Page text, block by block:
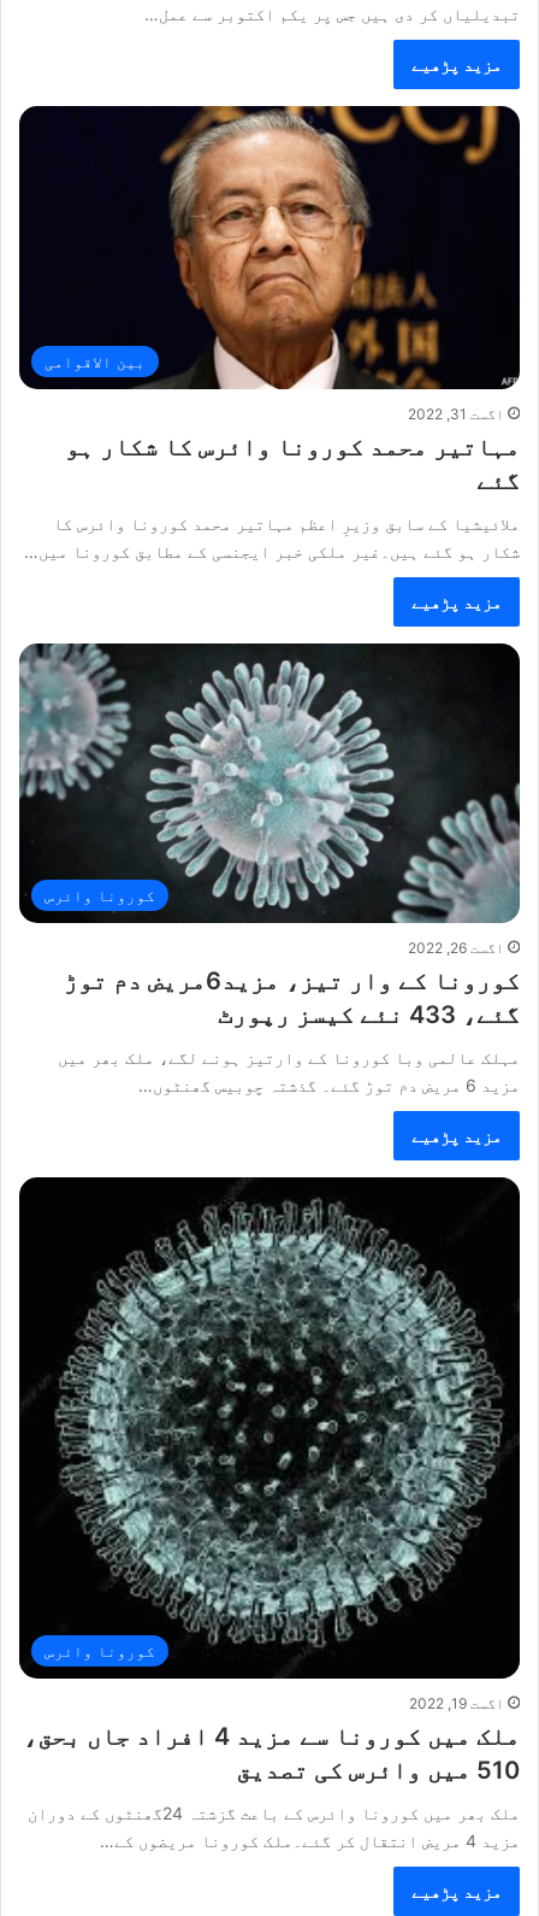
تبدیلیاں کر دی ہیں جس پر یکم اکتوبر سے عمل…
مزید پڑھیے
بین الاقوامی
اگست 31, 2022
مہاتیر محمد کورونا وائرس کا شکار ہو
گئے
ملائیشیا کے سابق وزیرِ اعظم مہاتیر محمد کورونا وائرس کا
شکار ہو گئے ہیں۔غیر ملکی خبر ایجنسی کے مطابق کورونا میں…
مزید پڑھیے
کورونا وائرس
اگست 26, 2022
کورونا کے وار تیز، مزید6مریض دم توڑ
گئے، 433 نئے کیسز رپورٹ
مہلک عالمی وبا کورونا کے وارتیز ہونے لگے، ملک بھر میں
مزید 6 مریض دم توڑ گئے۔ گذشتہ چوبیس گھنٹوں…
مزید پڑھیے
کورونا وائرس
اگست 19, 2022
ملک میں کورونا سے مزید 4 افراد جاں بحق،
510 میں وائرس کی تصدیق
ملک بھر میں کورونا وائرس کے باعث گزشتہ 24گھنٹوں کے دوران
مزید 4 مریض انتقال کر گئے۔ملک کورونا مریضوں کے…
مزید پڑھیے